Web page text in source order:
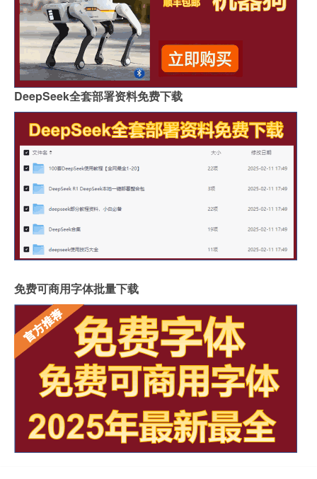
DeepSeek全套部署资料免费下载
免费可商用字体批量下载